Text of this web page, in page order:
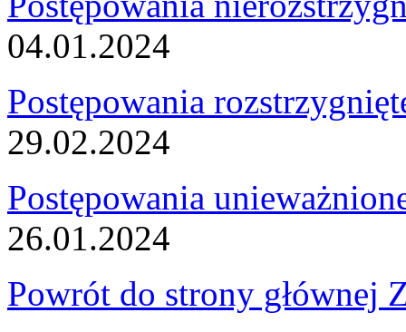
04.01.2024
Postępowania
29.02.2024
Postępowania
26.01.2024
Powrót do strony głównej